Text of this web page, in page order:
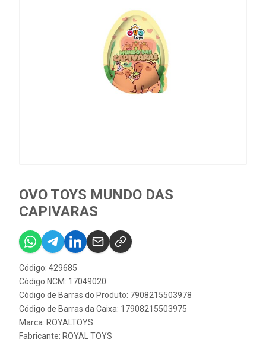
OVO TOYS MUNDO DAS
CAPIVARAS
Código: 429685
Código NCM: 17049020
Código de Barras do Produto: 7908215503978
Código de Barras da Caixa: 17908215503975
Marca: ROYALTOYS
Fabricante: ROYAL TOYS